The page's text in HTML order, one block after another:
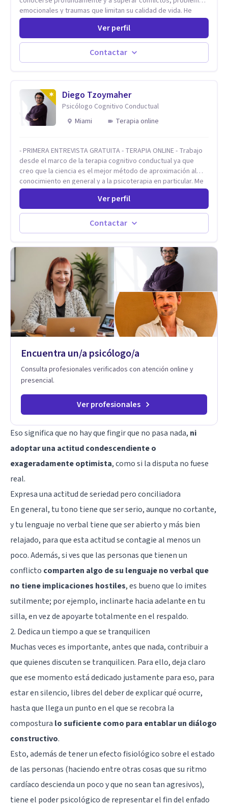
emocionales y traumas que limitan su calidad de vida. He
trabajado en reconocidas instituciones como el Hospital
Psiquiátrico San Rafael, Instituto Psiquiátrico MENDAO, San
Bernardino, Hospital Psiquiátrico Infantil y el Centro de
Integración Juvenil. Además, tuve el privilegio de colaborar
en comunidades como Olivar del Conde y Xochimilco, lo que
Ver perfil
Contactar
Diego Tzoymaher
Psicólogo Cognitivo Conductual
Miami
Terapia online
- PRIMERA ENTREVISTA GRATUITA - TERAPIA ONLINE - Trabajo
desde el marco de la terapia cognitivo conductual ya que
creo que la ciencia es el mejor método de aproximación al
conocimiento en general y a la psicoterapia en particular. Me
interesan los procesos de cambio conductual por los que una
persona pueda alcanzar sus objetivos, transitando,
aceptando y modificando sus patrones cognitivos y
emocionales. Abordo patologías específicas como trastornos
de ansiedad y del ánimo, y también crisis vitales y procesos
Ver perfil
Contactar
Encuentra un/a psicólogo/a
Consulta profesionales verificados con atención online y
presencial.
Ver profesionales
Eso significa que no hay que fingir que no pasa nada, ni
adoptar una actitud condescendiente o
exageradamente optimista, como si la disputa no fuese
real.
Expresa una actitud de seriedad pero conciliadora
En general, tu tono tiene que ser serio, aunque no cortante,
y tu lenguaje no verbal tiene que ser abierto y más bien
relajado, para que esta actitud se contagie al menos un
poco. Además, si ves que las personas que tienen un
conflicto comparten algo de su lenguaje no verbal que
no tiene implicaciones hostiles, es bueno que lo imites
sutilmente; por ejemplo, inclinarte hacia adelante en tu
silla, en vez de apoyarte totalmente en el respaldo.
2. Dedica un tiempo a que se tranquilicen
Muchas veces es importante, antes que nada, contribuir a
que quienes discuten se tranquilicen. Para ello, deja claro
que ese momento está dedicado justamente para eso, para
estar en silencio, libres del deber de explicar qué ocurre,
hasta que llega un punto en el que se recobra la
compostura lo suficiente como para entablar un diálogo
constructivo.
Esto, además de tener un efecto fisiológico sobre el estado
de las personas (haciendo entre otras cosas que su ritmo
cardíaco descienda un poco y que no sean tan agresivos),
tiene el poder psicológico de representar el fin del enfado